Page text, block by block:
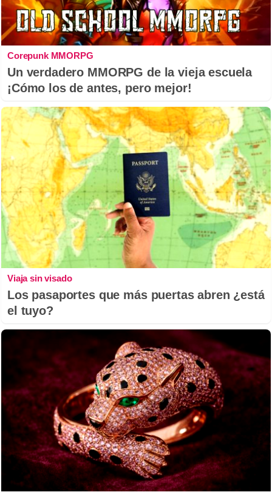
Corepunk MMORPG
Un verdadero MMORPG de la vieja escuela
¡Cómo los de antes, pero mejor!
Viaja sin visado
Los pasaportes que más puertas abren ¿está
el tuyo?